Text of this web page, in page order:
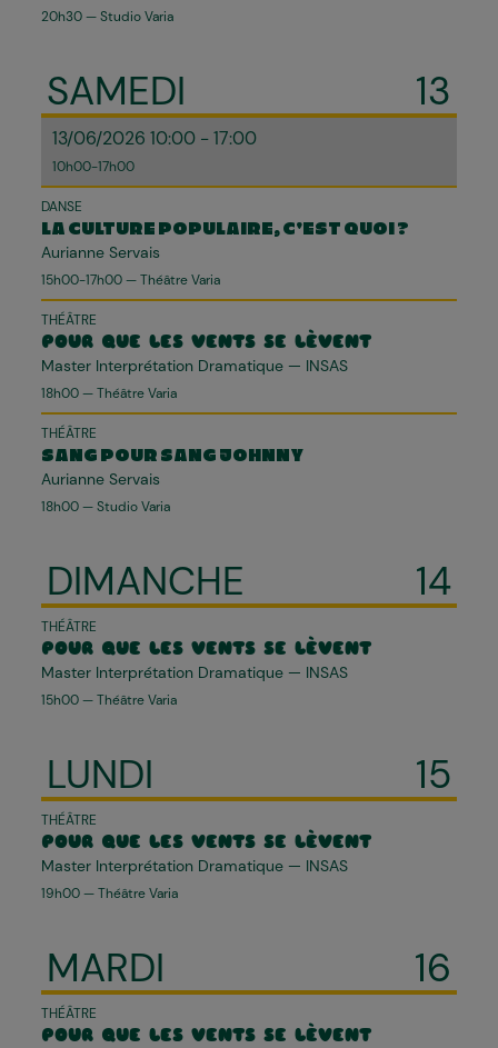
20h30 — Studio Varia
SAMEDI 13
13/06/2026 10:00 - 17:00
10h00-17h00
DANSE
LA CULTURE POPULAIRE, C'EST QUOI ?
Aurianne Servais
15h00-17h00 — Théâtre Varia
THÉÂTRE
POUR QUE LES VENTS SE LÈVENT
Master Interprétation Dramatique — INSAS
18h00 — Théâtre Varia
THÉÂTRE
SANG POUR SANG JOHNNY
Aurianne Servais
18h00 — Studio Varia
DIMANCHE 14
THÉÂTRE
POUR QUE LES VENTS SE LÈVENT
Master Interprétation Dramatique — INSAS
15h00 — Théâtre Varia
LUNDI 15
THÉÂTRE
POUR QUE LES VENTS SE LÈVENT
Master Interprétation Dramatique — INSAS
19h00 — Théâtre Varia
MARDI 16
THÉÂTRE
POUR QUE LES VENTS SE LÈVENT